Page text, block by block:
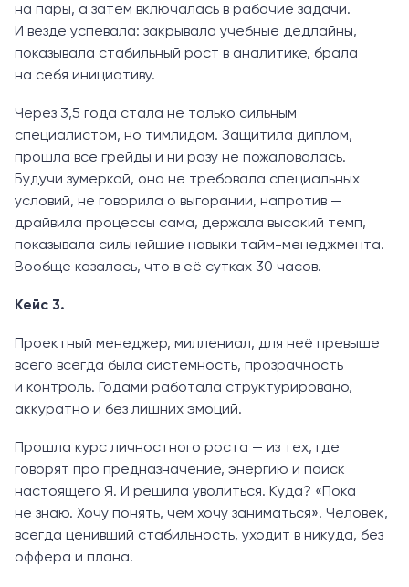
на пары, а затем включалась в рабочие задачи.
И везде успевала: закрывала учебные дедлайны,
показывала стабильный рост в аналитике, брала
на себя инициативу.
Через 3,5 года стала не только сильным
специалистом, но тимлидом. Защитила диплом,
прошла все грейды и ни разу не пожаловалась.
Будучи зумеркой, она не требовала специальных
условий, не говорила о выгорании, напротив —
драйвила процессы сама, держала высокий темп,
показывала сильнейшие навыки тайм-менеджмента.
Вообще казалось, что в её сутках 30 часов.
Кейс 3.
Проектный менеджер, миллениал, для неё превыше
всего всегда была системность, прозрачность
и контроль. Годами работала структурировано,
аккуратно и без лишних эмоций.
Прошла курс личностного роста — из тех, где
говорят про предназначение, энергию и поиск
настоящего Я. И решила уволиться. Куда? «Пока
не знаю. Хочу понять, чем хочу заниматься». Человек,
всегда ценивший стабильность, уходит в никуда, без
оффера и плана.